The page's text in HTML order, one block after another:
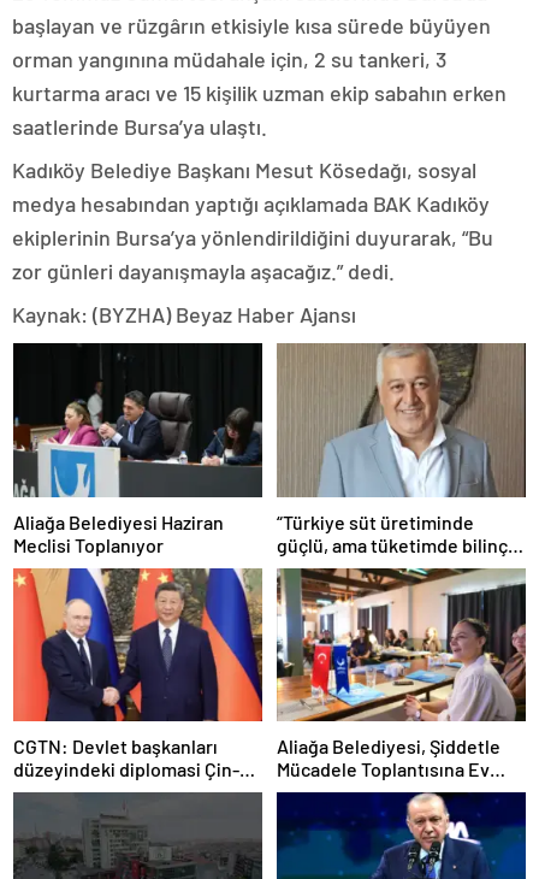
başlayan ve rüzgârın etkisiyle kısa sürede büyüyen
orman yangınına müdahale için, 2 su tankeri, 3
kurtarma aracı ve 15 kişilik uzman ekip sabahın erken
saatlerinde Bursa’ya ulaştı.
Kadıköy Belediye Başkanı Mesut Kösedağı, sosyal
medya hesabından yaptığı açıklamada BAK Kadıköy
ekiplerinin Bursa’ya yönlendirildiğini duyurarak, “Bu
zor günleri dayanışmayla aşacağız.” dedi.
Kaynak: (BYZHA) Beyaz Haber Ajansı
Aliağa Belediyesi Haziran
Meclisi Toplanıyor
“Türkiye süt üretiminde
güçlü, ama tüketimde bilinç
şart”
CGTN: Devlet başkanları
düzeyindeki diplomasi Çin-
Rusya arasındaki büyüyen
ortaklığı güçlendiriyor
Aliağa Belediyesi, Şiddetle
Mücadele Toplantısına Ev
Sahipliği Yaptı